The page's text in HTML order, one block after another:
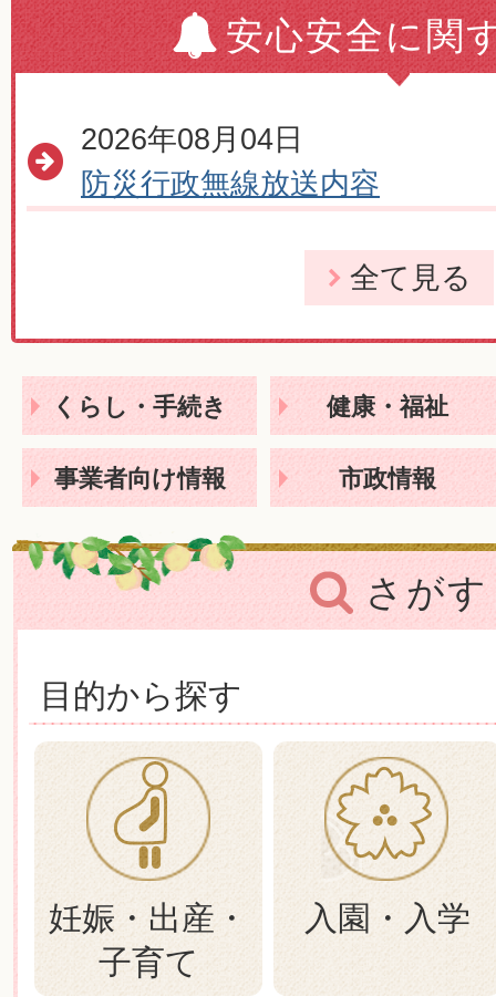
安心安全に関
2026年08月04日
防災行政無線放送内容
2025年04月21日
【注意喚起】市内で特殊詐欺
【注意喚起】高陽中学校公式
のなりすましが発生していま
全て見る
くらし・手続き 健康・福祉
事業者向け情報 市政情報
さがす
目的から探す
妊娠・出産・
子育て
入園・入学